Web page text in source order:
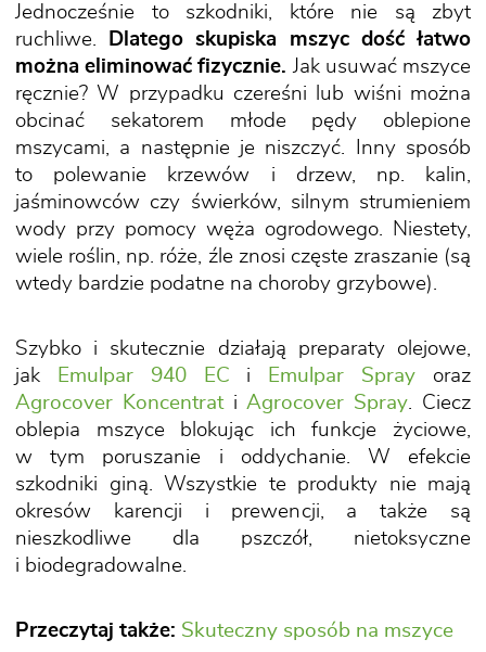
Jednocześnie to szkodniki, które nie są zbyt
ruchliwe.
Dlatego skupiska mszyc dość łatwo
można eliminować fizycznie. Jak usuwać mszyce
ręcznie? W przypadku czereśni lub wiśni można
obcinać sekatorem młode pędy oblepione
mszycami, a następnie je niszczyć. Inny sposób
to polewanie krzewów i drzew, np. kalin,
jaśminowców czy świerków, silnym strumieniem
wody przy pomocy węża ogrodowego. Niestety,
wiele roślin, np. róże, źle znosi częste zraszanie (są
wtedy bardzie podatne na choroby grzybowe).
Szybko i skutecznie działają preparaty olejowe,
jak
Emulpar 940 EC i Emulpar Spray oraz
Agrocover Koncentrati Agrocover Spray . Ciecz
oblepia mszyce blokując ich funkcje życiowe,
w tym poruszanie i oddychanie. W efekcie
szkodniki giną. Wszystkie te produkty nie mają
okresów karencji i prewencji, a także są
nieszkodliwe dla pszczół, nietoksyczne
i biodegradowalne.
Przeczytaj także: Skuteczny sposób na mszyce